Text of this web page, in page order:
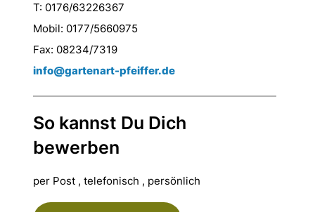
T: 0176/63226367
Mobil: 0177/5660975
Fax: 08234/7319
info@gartenart-pfeiffer.de
So kannst Du Dich
bewerben
per Post , telefonisch , persönlich